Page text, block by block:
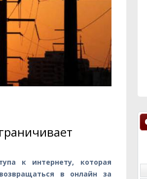
к интернету, которая
в онлайн за